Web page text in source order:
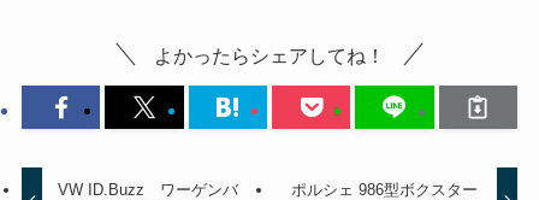
よかったらシェアしてね！
VW ID.Buzz ワーゲンバ
ポルシェ 986型ボクスター